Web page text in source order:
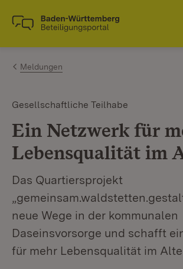
Zum Inhalt springen
Link zur Startseite
Meldungen
Gesellschaftliche Teilhabe
Ein Netzwerk für
Lebensqualität im
Das Quartiersprojekt
neue Wege in der kommunalen
Daseinsvorsorge und schafft
für mehr Lebensqualität im